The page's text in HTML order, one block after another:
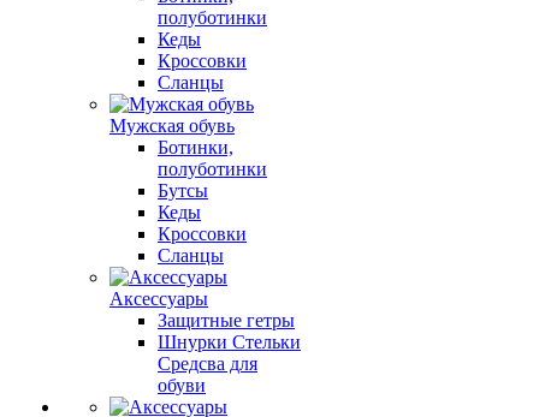
полуботинки
Кеды
Кроссовки
Сланцы
Мужская обувь
Ботинки,
полуботинки
Бутсы
Кеды
Кроссовки
Сланцы
Аксессуары
Защитные гетры
Шнурки Стельки
Средсва для
обуви